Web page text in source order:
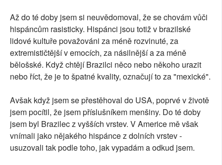
Až do té doby jsem si neuvědomoval, že se chovám vůči
hispáncům rasisticky. Hispánci jsou totiž v brazilské
lidové kultuře považováni za méně rozvinuté, za
extremističtější v emocích, za násilnější a za méně
bělošské. Když chtějí Brazilci něco nebo někoho urazit
nebo říct, že je to špatné kvality, označují to za "mexické".
Avšak když jsem se přestěhoval do USA, poprvé v životě
jsem pocítil, že jsem příslušníkem menšiny. Do té doby
jsem byl Brazilec z vyšších vrstev. V Americe mě však
vnímali jako nějakého hispánce z dolních vrstev -
usuzovali tak podle toho, jak vypadám a odkud jsem.